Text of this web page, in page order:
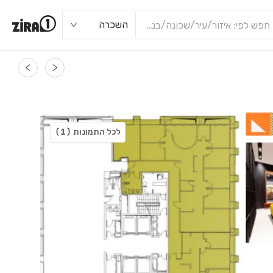
השכרה
לכל התמונות (1)